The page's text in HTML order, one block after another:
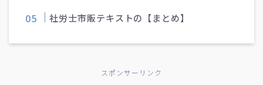
社労士市販テキストの【まとめ】
スポンサーリンク